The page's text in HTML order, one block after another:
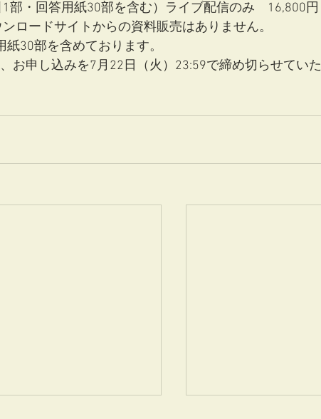
1部・回答用紙30部を含む）ライブ配信のみ　16,800円
ンロードサイトからの資料販売はありません。
30部を含めております。
お申し込みを7月22日（火）23:59で締め切らせていた